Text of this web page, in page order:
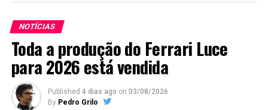
Agora a
marca vai
voltar, fruto
de uma nova
parceria,
mas desta
vez entre a
Anhui
NOTÍCIAS
Toda a produção do Ferrari Luce
para 2026 está vendida
Published 4 dias ago on 03/08/2026
By Pedro Grilo